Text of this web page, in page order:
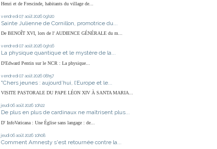
Henri et de Frescinde, habitants du village de...
vendredi 07 août 2026 09h20
Sainte Julienne de Cornillon, promotrice du...
De BENOÎT XVI, lors de l' AUDIENCE GÉNÉRALE du m...
vendredi 07 août 2026 09h16
La physique quantique et le mystère de la...
D'Edward Pentin sur le NCR : La physique...
vendredi 07 août 2026 08h57
"Chers jeunes : aujourd’hui, l’Europe et le...
VISITE PASTORALE DU PAPE LÉON XIV À SANTA MARIA...
jeudi 06 août 2026 10h22
De plus en plus de cardinaux ne maîtrisent plus...
D' InfoVaticana : Une Église sans langage : de...
jeudi 06 août 2026 10h08
Comment Amnesty s'est retournée contre la...